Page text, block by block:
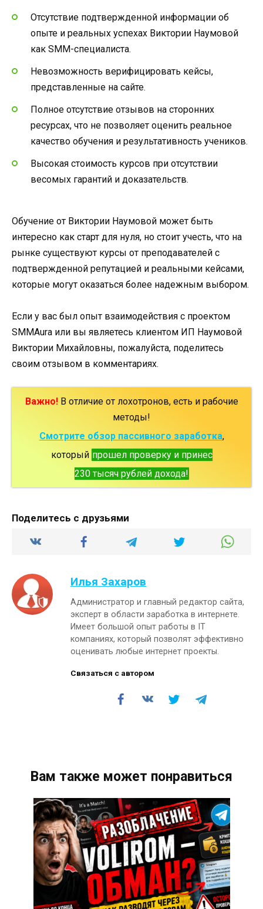
Отсутствие подтвержденной информации об
опыте и реальных успехах Виктории Наумовой
как SMM-специалиста.
Невозможность верифицировать кейсы,
представленные на сайте.
Полное отсутствие отзывов на сторонних
ресурсах, что не позволяет оценить реальное
качество обучения и результативность учеников.
Высокая стоимость курсов при отсутствии
весомых гарантий и доказательств.
Обучение от Виктории Наумовой может быть
интересно как старт для нуля, но стоит учесть, что на
рынке существуют курсы от преподавателей с
подтвержденной репутацией и реальными кейсами,
которые могут оказаться более надежным выбором.
Если у вас был опыт взаимодействия с проектом
SMMAura или вы являетесь клиентом ИП Наумовой
Виктории Михайловны, пожалуйста, поделитесь
своим отзывом в комментариях.
Важно!В отличие от лохотронов, есть и рабочие
методы!
Смотрите обзор пассивного заработка,
который прошел проверку и принес
230 тысяч рублей дохода!
Поделитесь с друзьями
Илья Захаров
Администратор и главный редактор сайта,
эксперт в области заработка в интернете.
Имеет большой опыт работы в IT
компаниях, который позволят эффективно
оценивать любые интернет проекты.
Связаться с автором
Вам также может понравиться